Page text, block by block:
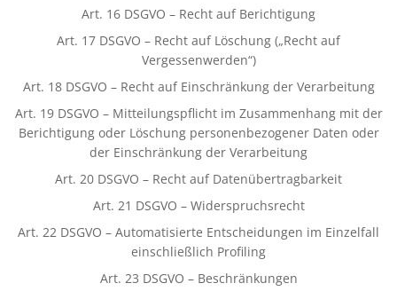
Art. 16 DSGVO – Recht auf Berichtigung
Art. 17 DSGVO – Recht auf Löschung („Recht auf
Vergessenwerden“)
Art. 18 DSGVO – Recht auf Einschränkung der Verarbeitung
Art. 19 DSGVO – Mitteilungspflicht im Zusammenhang mit der
Berichtigung oder Löschung personenbezogener Daten oder
der Einschränkung der Verarbeitung
Art. 20 DSGVO – Recht auf Datenübertragbarkeit
Art. 21 DSGVO – Widerspruchsrecht
Art. 22 DSGVO – Automatisierte Entscheidungen im Einzelfall
einschließlich Profiling
Art. 23 DSGVO – Beschränkungen